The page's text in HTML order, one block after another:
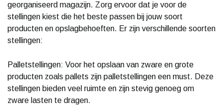
georganiseerd magazijn. Zorg ervoor dat je voor de
stellingen kiest die het beste passen bij jouw soort
producten en opslagbehoeften. Er zijn verschillende soorten
stellingen:
Palletstellingen: Voor het opslaan van zware en grote
producten zoals pallets zijn palletstellingen een must. Deze
stellingen bieden veel ruimte en zijn stevig genoeg om
zware lasten te dragen.